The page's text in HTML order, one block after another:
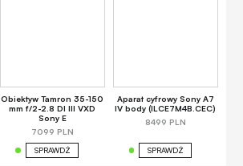
Obiektyw Tamron 35-150
mm f/2-2.8 DI III VXD
Sony E
7099 PLN
SPRAWDŹ
Aparat cyfrowy Sony A7
IV body (ILCE7M4B.CEC)
8499 PLN
SPRAWDŹ